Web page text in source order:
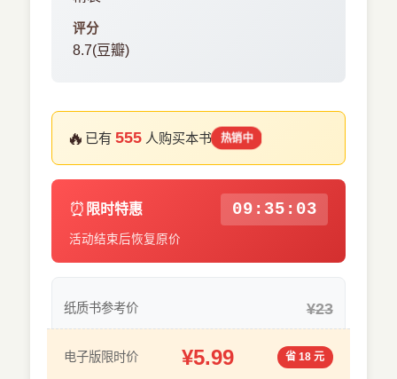
评分
8.7(豆瓣)
🔥 已有555 人购买本书 热销中
⏰ 限时特惠 09:35:03
活动结束后恢复原价
纸质书参考价 ¥23
电子版限时价 ¥5.99 省 18 元